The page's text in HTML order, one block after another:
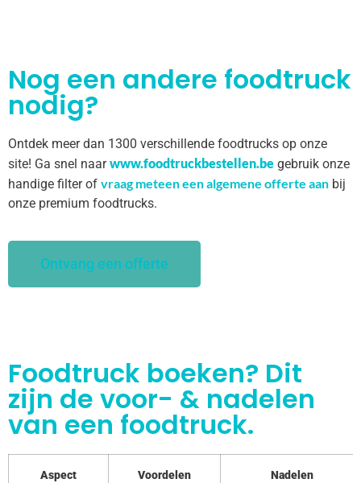
Nog een andere foodtruck
nodig?
Ontdek meer dan 1300 verschillende foodtrucks op onze
site! Ga snel naarwww.foodtruckbestellen.be gebruik onze
handige filter of vraag meteen een algemene offerte aan bij
onze premium foodtrucks.
Ontvang een offerte
Foodtruck boeken? Dit
zijn de voor- & nadelen
van een foodtruck.
Aspect Voordelen Nadelen